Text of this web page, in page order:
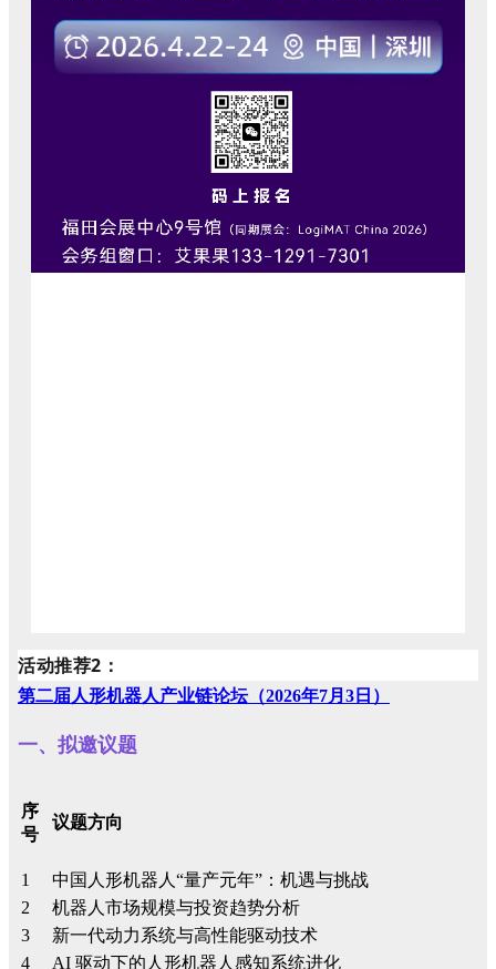
活动推荐2：
第二届人形机器人产业链论坛（2026年7月3日）
一、拟邀议题
序
号
议题方向
1
中国人形机器人“量产元年”：机遇与挑战
2
机器人市场规模与投资趋势分析
3
新一代动力系统与高性能驱动技术
4
AI 驱动下的人形机器人感知系统进化